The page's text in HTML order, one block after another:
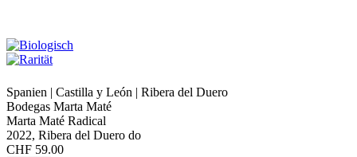
Spanien | Castilla y León | Ribera del Duero
Bodegas Marta Maté
Marta Maté Radical
2022, Ribera del Duero do
CHF 59.00